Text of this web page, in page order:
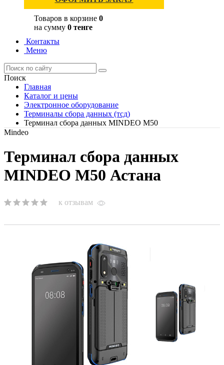
Товаров в корзине 0
на сумму 0 тенге
Контакты
Меню
Поиск
Главная
Каталог и цены
Электронное оборудование
Терминалы сбора данных (тсд)
Терминал сбора данных MINDEO M50
Mindeo
Терминал сбора данных
MINDEO M50 Астана
к отзывам